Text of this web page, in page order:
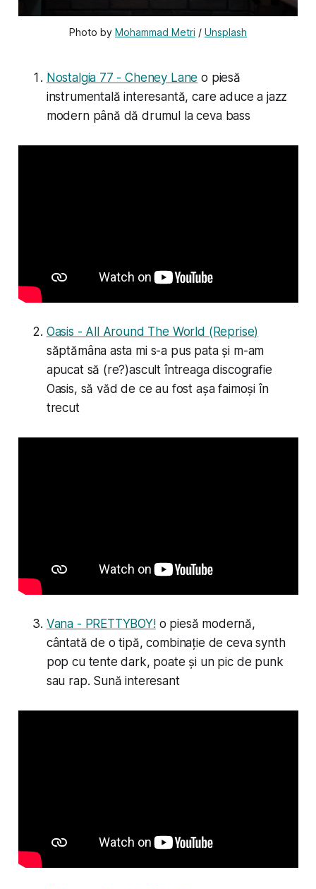
Photo by Mohammad Metri / Unsplash
Nostalgia 77 - Cheney Lane o piesă
instrumentală interesantă, care aduce a jazz
modern până dă drumul la ceva bass
Oasis - All Around The World (Reprise)
săptămâna asta mi s-a pus pata și m-am
apucat să (re?)ascult întreaga discografie
Oasis, să văd de ce au fost așa faimoși în
trecut
Vana - PRETTYBOY!o piesă modernă,
cântată de o tipă, combinație de ceva synth
pop cu tente dark, poate și un pic de punk
sau rap. Sună interesant